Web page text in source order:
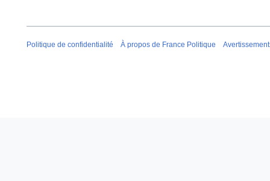
Politique de confidentialité À propos de France Politique